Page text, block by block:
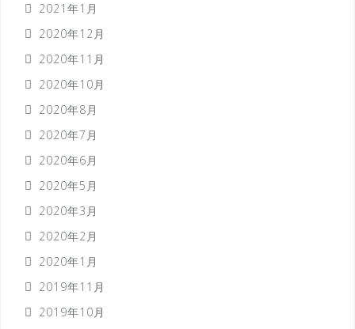
2021年1月
2020年12月
2020年11月
2020年10月
2020年8月
2020年7月
2020年6月
2020年5月
2020年3月
2020年2月
2020年1月
2019年11月
2019年10月